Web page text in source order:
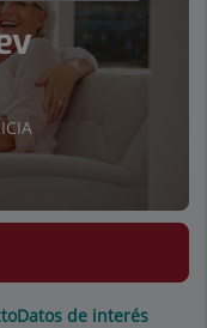
Datos de interés